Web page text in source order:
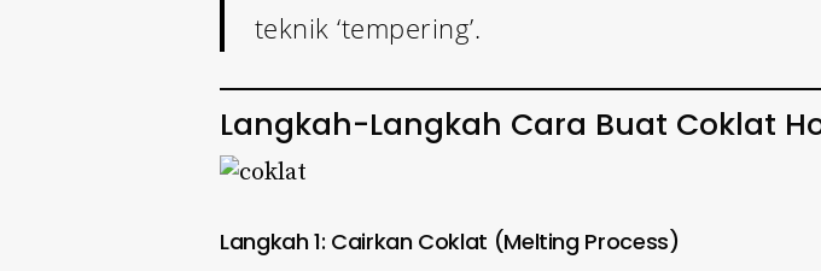
teknik ‘tempering’.
Langkah-Langkah Cara Buat Coklat
Langkah 1: Cairkan Coklat (Melting Process)